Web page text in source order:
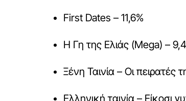
First Dates – 11,6%
Η Γη της Ελιάς (Mega) –
Ξένη Ταινία – Οι πειρατές
Ελληνική ταινία – Είκοσι